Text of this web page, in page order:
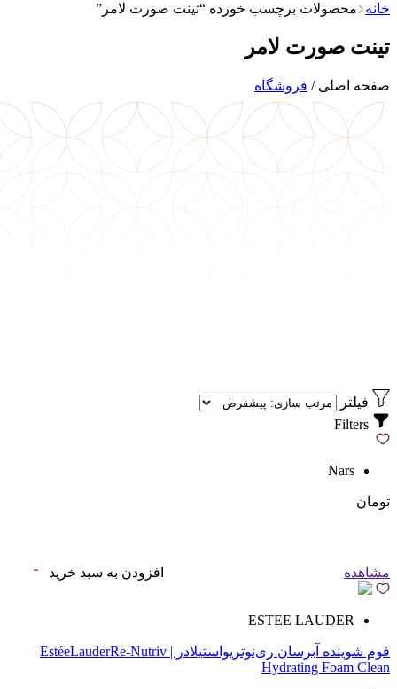
خانه
محصولات برچسب خورده “تینت صورت لامر”
تینت صورت لامر
صفحه اصلی / فروشگاه
فیلتر
Nars
تومان
مشاهده افزودن به سبد خرید
ESTEE LAUDER
فوم شوینده آبرسان ری‌نوتریواستیلادر | EstéeLauderRe-Nutriv
Hydrating Foam Clean